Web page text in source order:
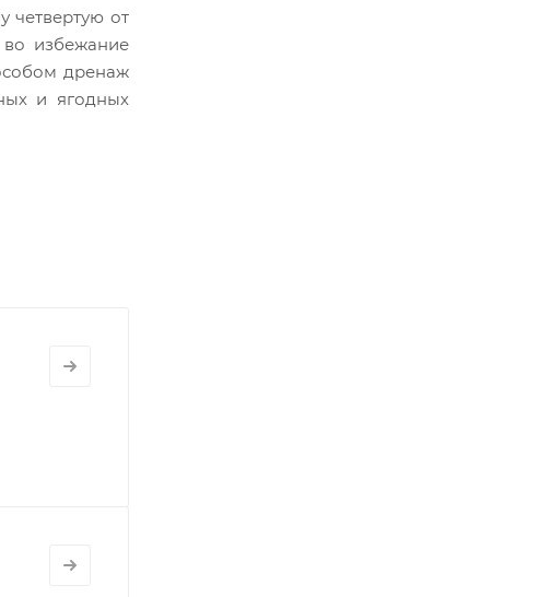
четвертую от
избежание
дренаж
и ягодных